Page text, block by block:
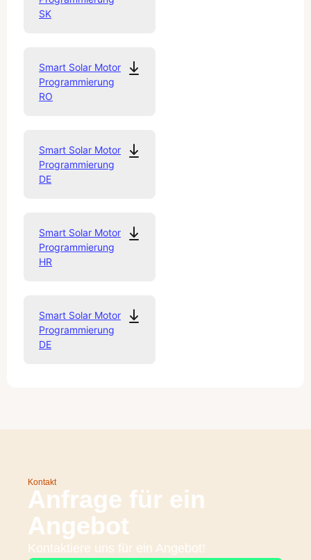
SK
Smart Solar Motor
Programmierung
RO
Smart Solar Motor
Programmierung
DE
Smart Solar Motor
Programmierung
HR
Smart Solar Motor
Programmierung
DE
Kontakt
Anfrage für ein
Angebot
Kontaktiere uns für ein Angebot!